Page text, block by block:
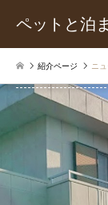
ペットと泊
紹介ページ ニ